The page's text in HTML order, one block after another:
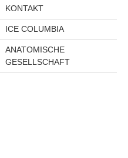
KONTAKT
ICE COLUMBIA
ANATOMISCHE
GESELLSCHAFT